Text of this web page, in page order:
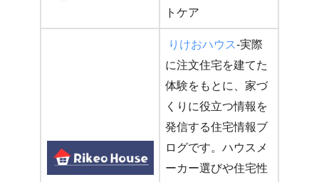
トケア
りけおハウス-実際
に注文住宅を建てた
体験をもとに、家づ
くりに役立つ情報を
発信する住宅情報ブ
ログです。ハウスメ
ーカー選びや住宅性